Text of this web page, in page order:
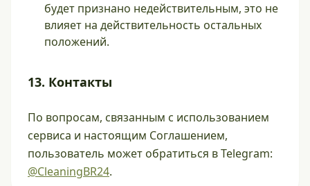
будет признано недействительным, это не
влияет на действительность остальных
положений.
13. Контакты
По вопросам, связанным с использованием
сервиса и настоящим Соглашением,
пользователь может обратиться в Telegram:
@CleaningBR24.